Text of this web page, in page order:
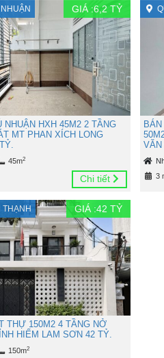
GIÁ :6,2 TỶ
NHUẬN HXH 45M2 2 TẦNG
MT PHAN XÍCH LONG
45m2
Chi tiết 3
THẠNH GIÁ :42 TỶ
THỰ 150M2 4 TẦNG NỞ
HIẾM LAM SƠN 42 TỶ.
150m2